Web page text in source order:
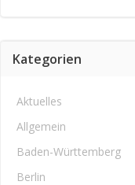
Kategorien
Aktuelles
Allgemein
Baden-Württemberg
Berlin